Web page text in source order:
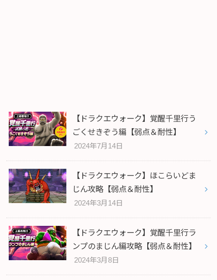
【ドラクエウォーク】覚醒千里行う
ごくせきぞう編【弱点＆耐性】
2024年7月14日
【ドラクエウォーク】ほこらいどま
じん攻略【弱点＆耐性】
2024年3月14日
【ドラクエウォーク】覚醒千里行ラ
ンプのまじん編攻略【弱点＆耐性】
2024年3月8日